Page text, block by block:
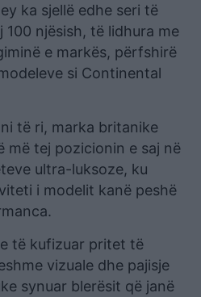
ka sjellë edhe seri të
njësish, të lidhura me
e markës, përfshirë
si Continental
të ri, marka britanike
më tej pozicionin e saj në
ultra-luksoze, ku
i modelit kanë peshë
të kufizuar pritet të
vizuale dhe pajisje
synuar blerësit që janë